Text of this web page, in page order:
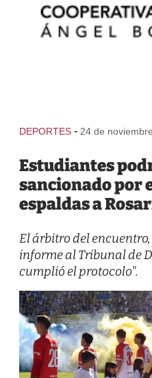
DEPORTES - 24 de
Estudiantes
sancionado por
espaldas a
El árbitro del
informe al Tribunal de
cumplió el protocolo".